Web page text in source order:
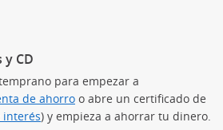
CD
para empezar a
de ahorro o abre un certificado de
interés) y empieza a ahorrar tu dinero.